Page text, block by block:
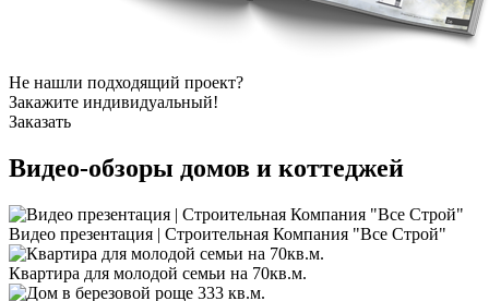
Не нашли подходящий проект?
Закажите индивидуальный!
Заказать
Видео-обзоры домов и коттеджей
Видео презентация | Строительная Компания "Все Строй"
Квартира для молодой семьи на 70кв.м.